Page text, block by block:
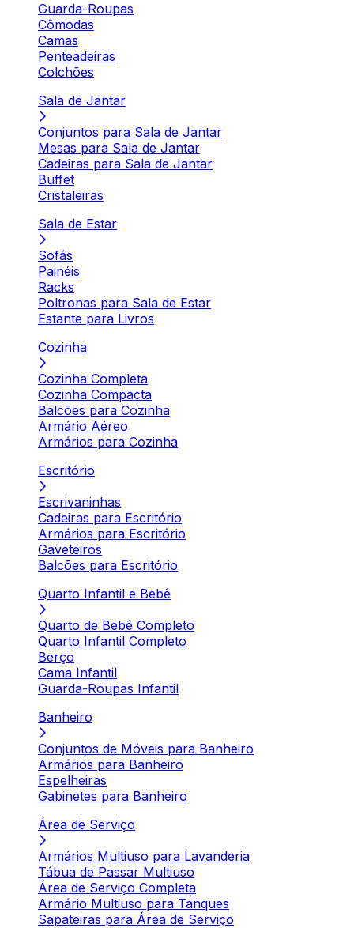
Guarda-Roupas
Cômodas
Camas
Penteadeiras
Colchões
Sala de Jantar
Conjuntos para Sala de Jantar
Mesas para Sala de Jantar
Cadeiras para Sala de Jantar
Buffet
Cristaleiras
Sala de Estar
Sofás
Painéis
Racks
Poltronas para Sala de Estar
Estante para Livros
Cozinha
Cozinha Completa
Cozinha Compacta
Balcões para Cozinha
Armário Aéreo
Armários para Cozinha
Escritório
Escrivaninhas
Cadeiras para Escritório
Armários para Escritório
Gaveteiros
Balcões para Escritório
Quarto Infantil e Bebê
Quarto de Bebê Completo
Quarto Infantil Completo
Berço
Cama Infantil
Guarda-Roupas Infantil
Banheiro
Conjuntos de Móveis para Banheiro
Armários para Banheiro
Espelheiras
Gabinetes para Banheiro
Área de Serviço
Armários Multiuso para Lavanderia
Tábua de Passar Multiuso
Área de Serviço Completa
Armário Multiuso para Tanques
Sapateiras para Área de Serviço